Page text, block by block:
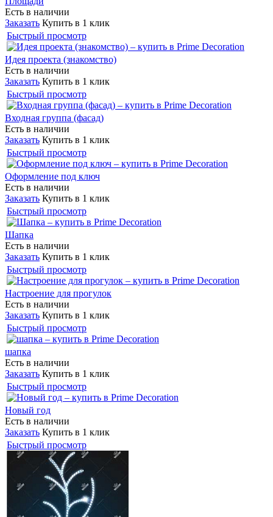
Есть в наличии
Заказать Купить в 1 клик
Быстрый просмотр
Идея проекта (знакомство)
Есть в наличии
Заказать Купить в 1 клик
Быстрый просмотр
Входная группа (фасад)
Есть в наличии
Заказать Купить в 1 клик
Быстрый просмотр
Оформление под ключ
Есть в наличии
Заказать Купить в 1 клик
Быстрый просмотр
Шапка
Есть в наличии
Заказать Купить в 1 клик
Быстрый просмотр
Настроение для прогулок
Есть в наличии
Заказать Купить в 1 клик
Быстрый просмотр
шапка
Есть в наличии
Заказать Купить в 1 клик
Быстрый просмотр
Новый год
Есть в наличии
Заказать Купить в 1 клик
Быстрый просмотр